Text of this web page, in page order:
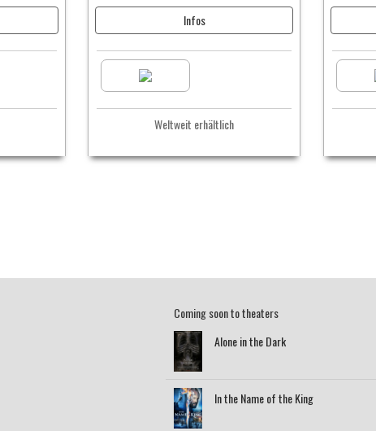
Infos
Weltweit erhältlich
Coming soon to theaters
Alone in the Dark
In the Name of the King